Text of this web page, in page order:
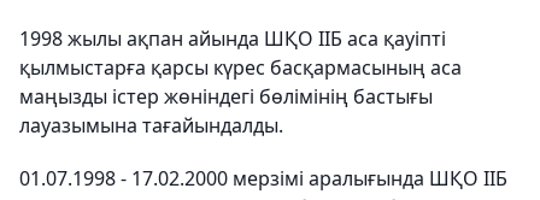
1998 жылы ақпан айында ШҚО ІІБ аса қауіпті
қылмыстарға қарсы күрес басқармасының аса
маңызды істер жөніндегі бөлімінің бастығы
лауазымына тағайындалды.
01.07.1998 - 17.02.2000 мерзімі аралығында ШҚО ІІБ